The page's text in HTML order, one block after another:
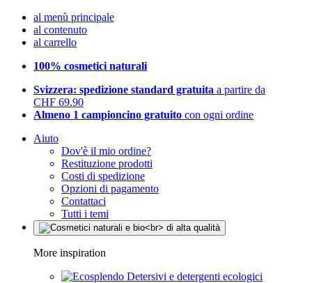
al menù principale
al contenuto
al carrello
100% cosmetici naturali
Svizzera: spedizione standard gratuita a partire da
CHF 69.90
Almeno 1 campioncino gratuito con ogni ordine
Aiuto
Dov'è il mio ordine?
Restituzione prodotti
Costi di spedizione
Opzioni di pagamento
Contattaci
Tutti i temi
More inspiration
Detersivi e detergenti ecologici